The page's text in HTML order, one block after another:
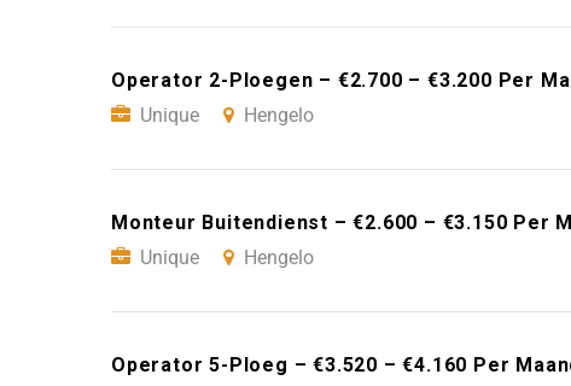
Operator 2-Ploegen – €2.700 – €3.200 Per
Unique
Hengelo
Monteur Buitendienst – €2.600 – €3.150 Per
Unique
Hengelo
Operator 5-Ploeg – €3.520 – €4.160 Per